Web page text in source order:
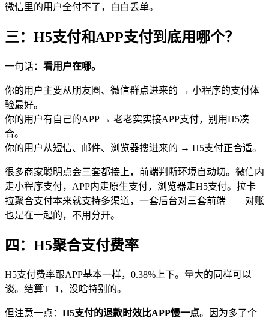
微信里的用户全付不了，白白丢单。
三：H5支付和APP支付到底用哪个？
一句话： 看用户在哪。
你的用户主要从朋友圈、微信群点进来的 → 小程序的支付体
验最好。
你的用户有自己的APP → 老老实实接APP支付，别用H5凑
合。
你的用户从短信、邮件、浏览器搜进来的 → H5支付正合适。
很多商家聪明点会三套都接上，前端判断环境自动切。微信内
走小程序支付，APP内走原生支付，浏览器走H5支付。拉卡
拉聚合支付本来就支持多渠道，一套后台对三套前端——对账
也是在一起的，不用分开。
四：H5聚合支付费率
H5支付费率跟APP基本一样，0.38%上下。量大的同样可以
谈。结算T+1，没啥特别的。
但注意一点： H5支付的退款时效比APP慢一点。因为多了个